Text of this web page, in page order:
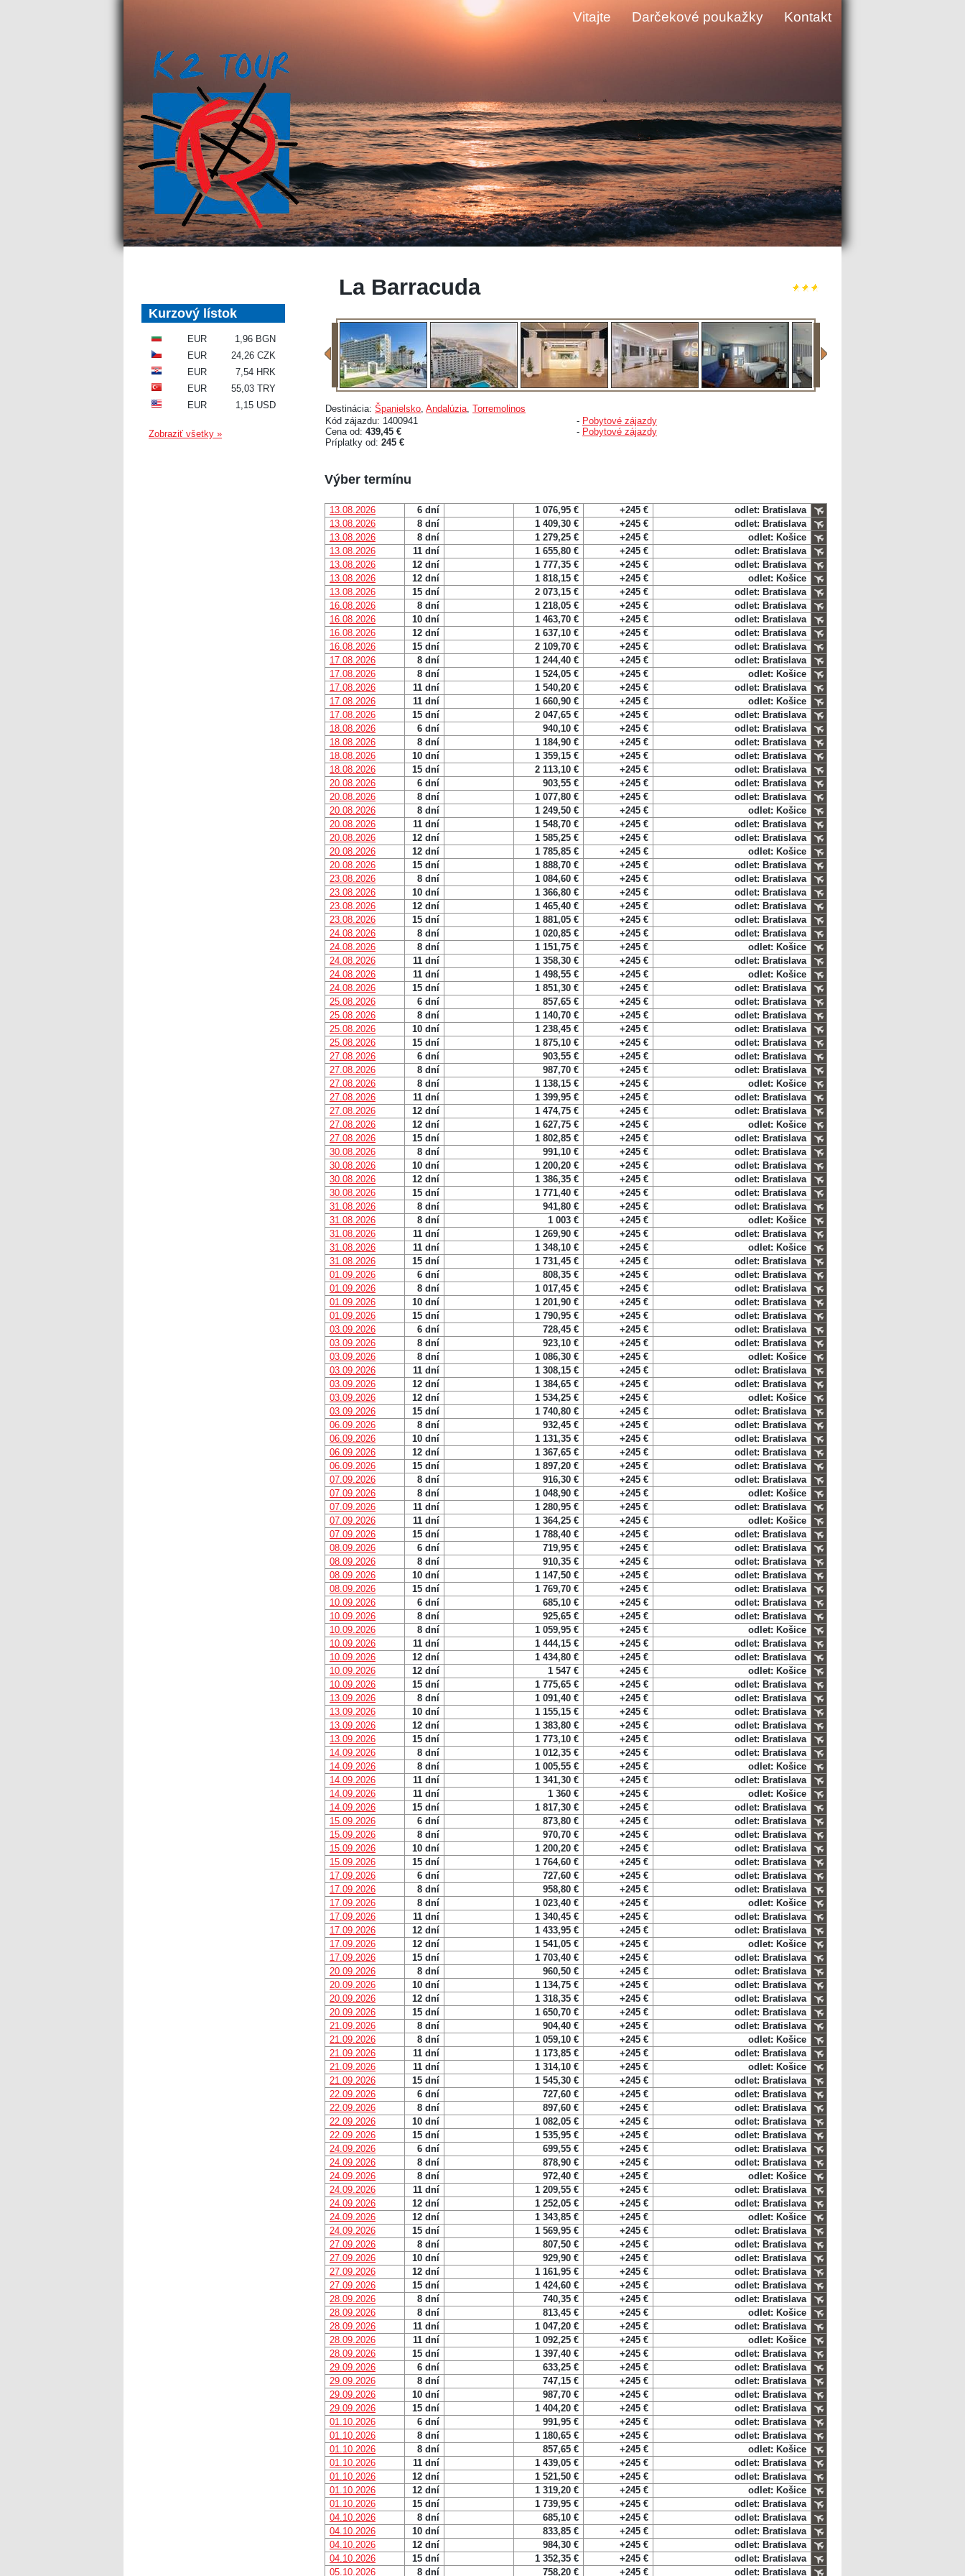
Vitajte Darčekové poukažky Kontakt
La Barracuda
Destinácia: Španielsko, Andalúzia, Torremolinos
Kód zájazdu: 1400941
Cena od: 439,45 €
Príplatky od: 245 €
- Pobytové zájazdy
- Pobytové zájazdy
Výber termínu
13.08.2026 6 dní 1 076,95 € +245 €
odlet: Bratislava
13.08.2026
8 dní 1 409,30 € +245 €
odlet: Bratislava
13.08.2026
8 dní 1 279,25 € +245 €
odlet: Košice
13.08.2026
11 dní 1 655,80 € +245 €
odlet: Bratislava
13.08.2026
12 dní 1 777,35 € +245 €
odlet: Bratislava
13.08.2026
12 dní 1 818,15 € +245 €
odlet: Košice
13.08.2026
15 dní 2 073,15 € +245 €
odlet: Bratislava
16.08.2026
8 dní 1 218,05 € +245 €
odlet: Bratislava
16.08.2026
10 dní 1 463,70 € +245 €
odlet: Bratislava
16.08.2026
12 dní 1 637,10 € +245 €
odlet: Bratislava
16.08.2026
15 dní 2 109,70 € +245 €
odlet: Bratislava
17.08.2026
8 dní 1 244,40 € +245 €
odlet: Bratislava
17.08.2026
8 dní 1 524,05 € +245 €
odlet: Košice
17.08.2026
11 dní 1 540,20 € +245 €
odlet: Bratislava
17.08.2026
11 dní 1 660,90 € +245 €
odlet: Košice
17.08.2026
15 dní 2 047,65 € +245 €
odlet: Bratislava
18.08.2026
6 dní 940,10 € +245 €
odlet: Bratislava
18.08.2026
8 dní 1 184,90 € +245 €
odlet: Bratislava
18.08.2026
10 dní 1 359,15 € +245 €
odlet: Bratislava
18.08.2026
15 dní 2 113,10 € +245 €
odlet: Bratislava
20.08.2026
6 dní 903,55 € +245 €
odlet: Bratislava
20.08.2026
8 dní 1 077,80 € +245 €
odlet: Bratislava
20.08.2026
8 dní 1 249,50 € +245 €
odlet: Košice
20.08.2026
11 dní 1 548,70 € +245 €
odlet: Bratislava
20.08.2026
12 dní 1 585,25 € +245 €
odlet: Bratislava
20.08.2026
12 dní 1 785,85 € +245 €
odlet: Košice
20.08.2026
15 dní 1 888,70 € +245 €
odlet: Bratislava
23.08.2026
8 dní 1 084,60 € +245 €
odlet: Bratislava
23.08.2026
10 dní 1 366,80 € +245 €
odlet: Bratislava
23.08.2026
12 dní 1 465,40 € +245 €
odlet: Bratislava
23.08.2026
15 dní 1 881,05 € +245 €
odlet: Bratislava
24.08.2026
8 dní 1 020,85 € +245 €
odlet: Bratislava
24.08.2026
8 dní 1 151,75 € +245 €
odlet: Košice
24.08.2026
11 dní 1 358,30 € +245 €
odlet: Bratislava
24.08.2026
11 dní 1 498,55 € +245 €
odlet: Košice
24.08.2026
15 dní 1 851,30 € +245 €
odlet: Bratislava
25.08.2026
6 dní 857,65 € +245 €
odlet: Bratislava
25.08.2026
8 dní 1 140,70 € +245 €
odlet: Bratislava
25.08.2026
10 dní 1 238,45 € +245 €
odlet: Bratislava
25.08.2026
15 dní 1 875,10 € +245 €
odlet: Bratislava
27.08.2026
6 dní 903,55 € +245 €
odlet: Bratislava
27.08.2026
8 dní 987,70 € +245 €
odlet: Bratislava
27.08.2026
8 dní 1 138,15 € +245 €
odlet: Košice
27.08.2026
11 dní 1 399,95 € +245 €
odlet: Bratislava
27.08.2026
12 dní 1 474,75 € +245 €
odlet: Bratislava
27.08.2026
12 dní 1 627,75 € +245 €
odlet: Košice
27.08.2026
15 dní 1 802,85 € +245 €
odlet: Bratislava
30.08.2026
8 dní 991,10 € +245 €
odlet: Bratislava
30.08.2026
10 dní 1 200,20 € +245 €
odlet: Bratislava
30.08.2026
12 dní 1 386,35 € +245 €
odlet: Bratislava
30.08.2026
15 dní 1 771,40 € +245 €
odlet: Bratislava
31.08.2026
8 dní 941,80 € +245 €
odlet: Bratislava
31.08.2026
8 dní 1 003 € +245 €
odlet: Košice
31.08.2026
11 dní 1 269,90 € +245 €
odlet: Bratislava
31.08.2026
11 dní 1 348,10 € +245 €
odlet: Košice
31.08.2026
15 dní 1 731,45 € +245 €
odlet: Bratislava
01.09.2026
6 dní 808,35 € +245 €
odlet: Bratislava
01.09.2026
8 dní 1 017,45 € +245 €
odlet: Bratislava
01.09.2026
10 dní 1 201,90 € +245 €
odlet: Bratislava
01.09.2026
15 dní 1 790,95 € +245 €
odlet: Bratislava
03.09.2026
6 dní 728,45 € +245 €
odlet: Bratislava
03.09.2026
8 dní 923,10 € +245 €
odlet: Bratislava
03.09.2026
8 dní 1 086,30 € +245 €
odlet: Košice
03.09.2026
11 dní 1 308,15 € +245 €
odlet: Bratislava
03.09.2026
12 dní 1 384,65 € +245 €
odlet: Bratislava
03.09.2026
12 dní 1 534,25 € +245 €
odlet: Košice
03.09.2026
15 dní 1 740,80 € +245 €
odlet: Bratislava
06.09.2026
8 dní 932,45 € +245 €
odlet: Bratislava
06.09.2026
10 dní 1 131,35 € +245 €
odlet: Bratislava
06.09.2026
12 dní 1 367,65 € +245 €
odlet: Bratislava
06.09.2026
15 dní 1 897,20 € +245 €
odlet: Bratislava
07.09.2026
8 dní 916,30 € +245 €
odlet: Bratislava
07.09.2026
8 dní 1 048,90 € +245 €
odlet: Košice
07.09.2026
11 dní 1 280,95 € +245 €
odlet: Bratislava
07.09.2026
11 dní 1 364,25 € +245 €
odlet: Košice
07.09.2026
15 dní 1 788,40 € +245 €
odlet: Bratislava
08.09.2026
6 dní 719,95 € +245 €
odlet: Bratislava
08.09.2026
8 dní 910,35 € +245 €
odlet: Bratislava
08.09.2026
10 dní 1 147,50 € +245 €
odlet: Bratislava
08.09.2026
15 dní 1 769,70 € +245 €
odlet: Bratislava
10.09.2026
6 dní 685,10 € +245 €
odlet: Bratislava
10.09.2026
8 dní 925,65 € +245 €
odlet: Bratislava
10.09.2026
8 dní 1 059,95 € +245 €
odlet: Košice
10.09.2026
11 dní 1 444,15 € +245 €
odlet: Bratislava
10.09.2026
12 dní 1 434,80 € +245 €
odlet: Bratislava
10.09.2026
12 dní 1 547 € +245 €
odlet: Košice
10.09.2026
15 dní 1 775,65 € +245 €
odlet: Bratislava
13.09.2026
8 dní 1 091,40 € +245 €
odlet: Bratislava
13.09.2026
10 dní 1 155,15 € +245 €
odlet: Bratislava
13.09.2026
12 dní 1 383,80 € +245 €
odlet: Bratislava
13.09.2026
15 dní 1 773,10 € +245 €
odlet: Bratislava
14.09.2026
8 dní 1 012,35 € +245 €
odlet: Bratislava
14.09.2026
8 dní 1 005,55 € +245 €
odlet: Košice
14.09.2026
11 dní 1 341,30 € +245 €
odlet: Bratislava
14.09.2026
11 dní 1 360 € +245 €
odlet: Košice
14.09.2026
15 dní 1 817,30 € +245 €
odlet: Bratislava
15.09.2026
6 dní 873,80 € +245 €
odlet: Bratislava
15.09.2026
8 dní 970,70 € +245 €
odlet: Bratislava
15.09.2026
10 dní 1 200,20 € +245 €
odlet: Bratislava
15.09.2026
15 dní 1 764,60 € +245 €
odlet: Bratislava
17.09.2026
6 dní 727,60 € +245 €
odlet: Bratislava
17.09.2026
8 dní 958,80 € +245 €
odlet: Bratislava
17.09.2026
8 dní 1 023,40 € +245 €
odlet: Košice
17.09.2026
11 dní 1 340,45 € +245 €
odlet: Bratislava
17.09.2026
12 dní 1 433,95 € +245 €
odlet: Bratislava
17.09.2026
12 dní 1 541,05 € +245 €
odlet: Košice
17.09.2026
15 dní 1 703,40 € +245 €
odlet: Bratislava
20.09.2026
8 dní 960,50 € +245 €
odlet: Bratislava
20.09.2026
10 dní 1 134,75 € +245 €
odlet: Bratislava
20.09.2026
12 dní 1 318,35 € +245 €
odlet: Bratislava
20.09.2026
15 dní 1 650,70 € +245 €
odlet: Bratislava
21.09.2026
8 dní 904,40 € +245 €
odlet: Bratislava
21.09.2026
8 dní 1 059,10 € +245 €
odlet: Košice
21.09.2026
11 dní 1 173,85 € +245 €
odlet: Bratislava
21.09.2026
11 dní 1 314,10 € +245 €
odlet: Košice
21.09.2026
15 dní 1 545,30 € +245 €
odlet: Bratislava
22.09.2026
6 dní 727,60 € +245 €
odlet: Bratislava
22.09.2026
8 dní 897,60 € +245 €
odlet: Bratislava
22.09.2026
10 dní 1 082,05 € +245 €
odlet: Bratislava
22.09.2026
15 dní 1 535,95 € +245 €
odlet: Bratislava
24.09.2026
6 dní 699,55 € +245 €
odlet: Bratislava
24.09.2026
8 dní 878,90 € +245 €
odlet: Bratislava
24.09.2026
8 dní 972,40 € +245 €
odlet: Košice
24.09.2026
11 dní 1 209,55 € +245 €
odlet: Bratislava
24.09.2026
12 dní 1 252,05 € +245 €
odlet: Bratislava
24.09.2026
12 dní 1 343,85 € +245 €
odlet: Košice
24.09.2026
15 dní 1 569,95 € +245 €
odlet: Bratislava
27.09.2026
8 dní 807,50 € +245 €
odlet: Bratislava
27.09.2026
10 dní 929,90 € +245 €
odlet: Bratislava
27.09.2026
12 dní 1 161,95 € +245 €
odlet: Bratislava
27.09.2026
15 dní 1 424,60 € +245 €
odlet: Bratislava
28.09.2026
8 dní 740,35 € +245 €
odlet: Bratislava
28.09.2026
8 dní 813,45 € +245 €
odlet: Košice
28.09.2026
11 dní 1 047,20 € +245 €
odlet: Bratislava
28.09.2026
11 dní 1 092,25 € +245 €
odlet: Košice
28.09.2026
15 dní 1 397,40 € +245 €
odlet: Bratislava
29.09.2026
6 dní 633,25 € +245 €
odlet: Bratislava
29.09.2026
8 dní 747,15 € +245 €
odlet: Bratislava
29.09.2026
10 dní 987,70 € +245 €
odlet: Bratislava
29.09.2026
15 dní 1 404,20 € +245 €
odlet: Bratislava
01.10.2026
6 dní 991,95 € +245 €
odlet: Bratislava
01.10.2026
8 dní 1 180,65 € +245 €
odlet: Bratislava
01.10.2026
8 dní 857,65 € +245 €
odlet: Košice
01.10.2026
11 dní 1 439,05 € +245 €
odlet: Bratislava
01.10.2026
12 dní 1 521,50 € +245 €
odlet: Bratislava
01.10.2026
12 dní 1 319,20 € +245 €
odlet: Košice
01.10.2026
15 dní 1 739,95 € +245 €
odlet: Bratislava
04.10.2026
8 dní 685,10 € +245 €
odlet: Bratislava
04.10.2026
10 dní 833,85 € +245 €
odlet: Bratislava
04.10.2026
12 dní 984,30 € +245 €
odlet: Bratislava
04.10.2026
15 dní 1 352,35 € +245 €
odlet: Bratislava
05.10.2026
8 dní 758,20 € +245 € odlet: Bratislava
Kurzový lístok
EUR
1,96 BGN
EUR
24,26 CZK
EUR
7,54 HRK
EUR
55,03 TRY
EUR
1,15 USD
Zobraziť všetky »